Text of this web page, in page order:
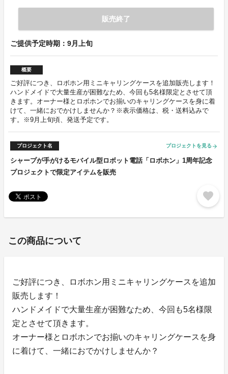
販売終了
ご提供予定時期：9月上旬
概要
ご好評につき、ロボホン用ミニキャリングケースを追加販売します！
ハンドメイドで大量生産が困難なため、今回も5名様限定とさせて頂
きます。オーナー様とロボホンでお揃いのキャリングケースを身に着
けて、一緒におでかけしませんか？※表示価格は、税・送料込みで
す。※9月上旬頃、発送予定です。
プロジェクト名 プロジェクトを見る arrow_forward
シャープが手がけるモバイル型ロボット電話「ロボホン」1周年記念
プロジェクトで限定アイテムを販売
favorite
この商品について
ご好評につき、ロボホン用ミニキャリングケースを追加
販売します！
ハンドメイドで大量生産が困難なため、今回も5名様限
定とさせて頂きます。
オーナー様とロボホンでお揃いのキャリングケースを身
に着けて、一緒におでかけしませんか？